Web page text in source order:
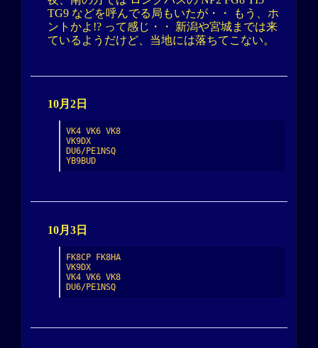
TG9 などを呼んでる局もいたが・・ もう、ホ
ントかよ!? って感じ・・ 新潟や宮城までは来
ているようだけど、当地には落ちてこない。
10月2日
VK4 VK6 VK8
VK9DX
DU6/PE1NSQ
YB9BUD
10月3日
FK8CP FK8HA
VK9DX
VK4 VK6 VK8
DU6/PE1NSQ